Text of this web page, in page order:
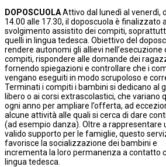
DOPOSCUOLAAttivo dal lunedì al venerdì,
14.00 alle 17.30, il doposcuola è finalizzato
svolgimento assistito dei compiti,
quelli in lingua tedesca. Obiettivo del
rendere autonomi gli allievi nell’esecuzione
compiti, rispondere alle domande dei
fornendo spiegazioni e controllare che i
vengano eseguiti in modo scrupoloso e
Terminati i compiti i bambini si dedicano al
libero o ai corsi extrascolastici, che variano
ogni anno per ampliare l’offerta, ad
alcune attività alle quali si cerca di dare
(ad esempio danza). Oltre a rappresentare
valido supporto per le famiglie, questo
favorisce la socializzazione dei bambini e
incrementa la loro permanenza a contatto
lingua tedesca.